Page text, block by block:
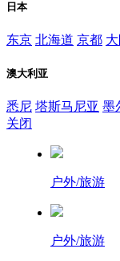
日本
东京 北海道 京都
澳大利亚
悉尼 塔斯马尼亚 墨
关闭
户外/旅游
户外/旅游